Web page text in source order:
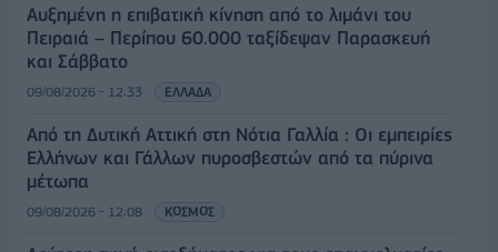
Αυξημένη η επιβατική κίνηση από το λιμάνι του
Πειραιά – Περίπου 60.000 ταξίδεψαν Παρασκευή
και Σάββατο
09/08/2026 - 12:33 ΕΛΛΑΔΑ
Από τη Δυτική Αττική στη Νότια Γαλλία : Οι εμπειρίες
Ελλήνων και Γάλλων πυροσβεστών από τα πύρινα
μέτωπα
09/08/2026 - 12:08 ΚΟΣΜΟΣ